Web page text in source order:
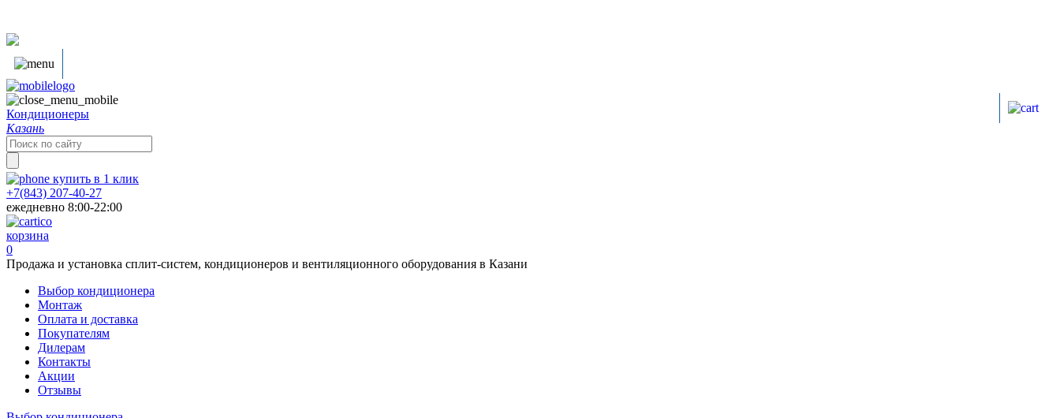
Кондиционеры
Казань
Search
for:
купить в 1 клик
+7(843) 207-40-27
ежедневно 8:00-22:00
корзина
0
Продажа и установка сплит-систем, кондиционеров и вентиляционного оборудования в Казани
Выбор кондиционера
Монтаж
Оплата и доставка
Покупателям
Дилерам
Контакты
Акции
Отзывы